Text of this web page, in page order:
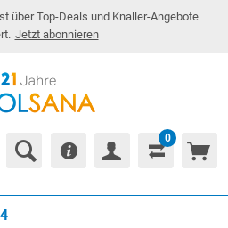
über Top-Deals und Knaller-Angebote
Jetzt abonnieren
0